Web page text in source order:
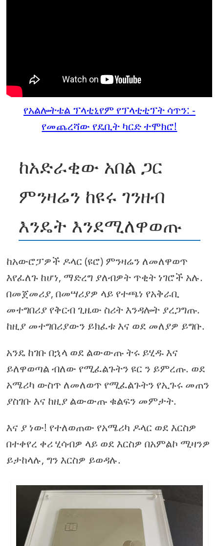
የአልሎትቴል ፕላቲኒየም የፕላቲቲፕት ሳጥን: -
የመጨረሻው የዴቢት ካርድ ተሞክሮ!
ከአድራቂው አበል ጋር
ምንዛሬን ከዩሩ ገንዘብ
እንዴት እንደሚለዋወጡ
ከአውሮፓዎች ዶላር (ዩሮ) ምንዛሬን ለመለዋወጥ
እየፈለጉ ከሆነ, ማድረግ ያለብዎት ጥቂት ነገሮች አሉ.
በመጀመሪያ, በመሣሪያዎ ላይ የተጫነ የአቅራቢ
መተግበሪያ የቅርብ ጊዜው ስሪት እንዳሎት ያረጋግጡ.
ከዚያ መተግበሪያውን ይክፈቱ እና ወደ መለያዎ ይግቡ.
አንዴ ከገቡ በኋላ ወደ ልውውጡ ትሩ ይሂዱ እና
ይለዋወጣል ብለው የሚፈልጉትን ዩር ን ይምረጡ. ወደ
አሜሪካ ውስጥ ለመለወጥ የሚፈልጉትን የኢጉሩ መጠን
ያስገቡ እና ከዚያ ልውውጡ ቁልፍን መምታት.
እና ያ ነው! የተለወጠው የአሜሪካ ዶላር ወደ እርስዎ
በተቀየረ ቀሪ ሂሳብዎ ላይ ወደ እርስዎ በአምልኮ ሚዛንዎ
ይታከላሉ, ግን እርስዎ ይወዳሉ.